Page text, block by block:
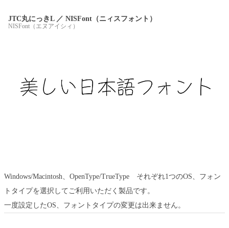
JTC丸にっきL ／ NISFont（ニィスフォント）
NISFont（エヌアイシィ）
Windows/Macintosh、OpenType/TrueType それぞれ1つのOS、フォン
トタイプを選択してご利用いただく製品です。
一度設定したOS、フォントタイプの変更は出来ません。